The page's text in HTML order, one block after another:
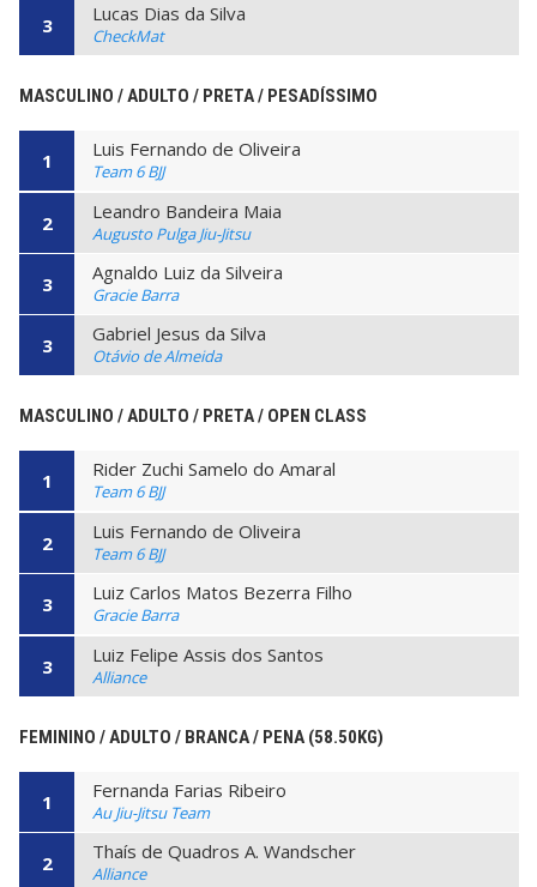
3 Lucas Dias da Silva
CheckMat
MASCULINO / ADULTO / PRETA / PESADÍSSIMO
1 Luis Fernando de Oliveira
Team 6 BJJ
2 Leandro Bandeira Maia
Augusto Pulga Jiu-Jitsu
3 Agnaldo Luiz da Silveira
Gracie Barra
3 Gabriel Jesus da Silva
Otávio de Almeida
MASCULINO / ADULTO / PRETA / OPEN CLASS
1 Rider Zuchi Samelo do Amaral
Team 6 BJJ
2 Luis Fernando de Oliveira
Team 6 BJJ
3 Luiz Carlos Matos Bezerra Filho
Gracie Barra
3 Luiz Felipe Assis dos Santos
Alliance
FEMININO / ADULTO / BRANCA / PENA (58.50KG)
1 Fernanda Farias Ribeiro
Au Jiu-Jitsu Team
2 Thaís de Quadros A. Wandscher
Alliance